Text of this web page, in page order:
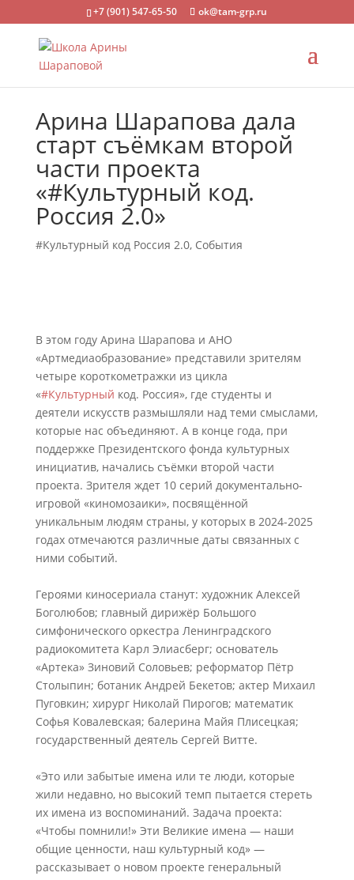
+7 (901) 547-65-50 ok@tam-grp.ru
Арина Шарапова дала
старт съёмкам второй
части проекта
«#Культурный код.
Россия 2.0»
#Культурный код Россия 2.0, События
В этом году Арина Шарапова и АНО
«Артмедиаобразование» представили зрителям
четыре короткометражки из цикла
«#Культурный код. Россия», где студенты и
деятели искусств размышляли над теми смыслами,
которые нас объединяют. А в конце года, при
поддержке Президентского фонда культурных
инициатив, начались съёмки второй части
проекта. Зрителя ждет 10 серий документально-
игровой «киномозаики», посвящённой
уникальным людям страны, у которых в 2024-2025
годах отмечаются различные даты связанных с
ними событий.
Героями киносериала станут: художник Алексей
Боголюбов; главный дирижёр Большого
симфонического оркестра Ленинградского
радиокомитета Карл Элиасберг; основатель
«Артека» Зиновий Соловьев; реформатор Пётр
Столыпин; ботаник Андрей Бекетов; актер Михаил
Пуговкин; хирург Николай Пирогов; математик
Софья Ковалевская; балерина Майя Плисецкая;
государственный деятель Сергей Витте.
«Это или забытые имена или те люди, которые
жили недавно, но высокий темп пытается стереть
их имена из воспоминаний. Задача проекта:
«Чтобы помнили!» Эти Великие имена — наши
общие ценности, наш культурный код» —
рассказывает о новом проекте генеральный